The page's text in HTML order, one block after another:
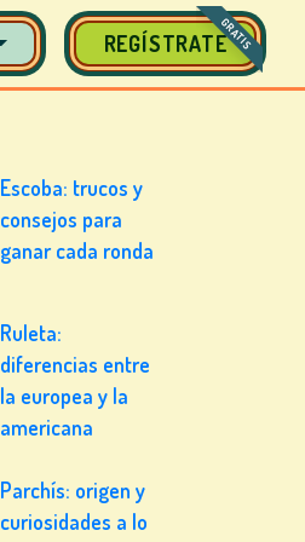
REGÍSTRATEGRATIS
Escoba: trucos y
consejos para
ganar cada ronda
Ruleta:
diferencias entre
la europea y la
americana
Parchís: origen y
curiosidades a lo